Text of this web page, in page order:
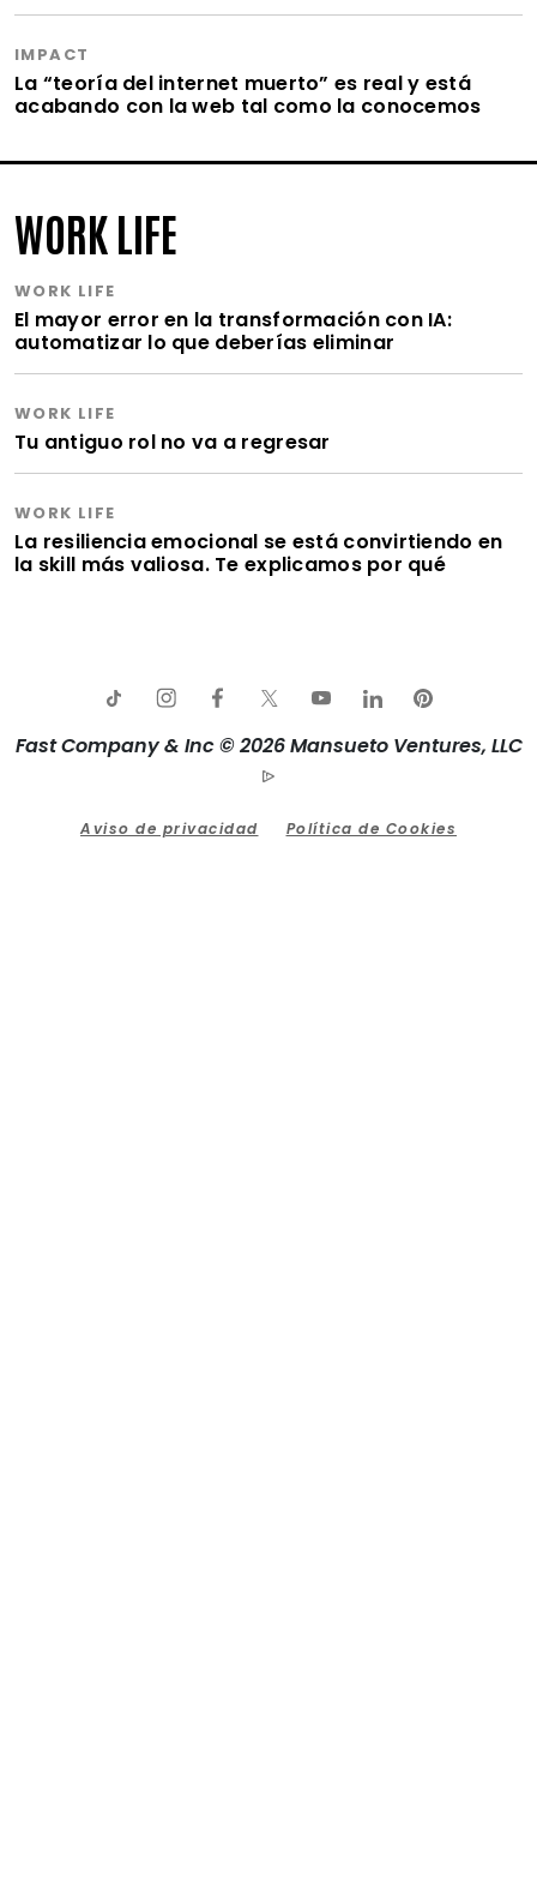
IMPACT
La “teoría del internet muerto” es real y está
acabando con la web tal como la conocemos
WORK LIFE
WORK LIFE
El mayor error en la transformación con IA:
automatizar lo que deberías eliminar
WORK LIFE
Tu antiguo rol no va a regresar
WORK LIFE
La resiliencia emocional se está convirtiendo en
la skill más valiosa. Te explicamos por qué
Fast Company & Inc © 2026 Mansueto Ventures, LLC
Aviso de privacidad Política de Cookies